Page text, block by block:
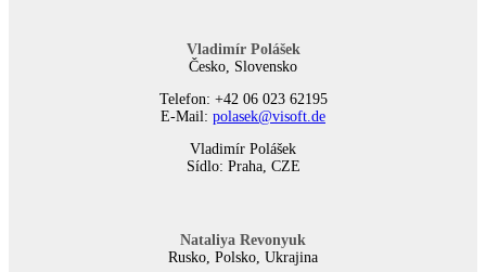
Vladimír Polášek
Česko, Slovensko
Telefon: +42 06 023 62195
E-Mail: polasek@visoft.de
Vladimír Polášek
Sídlo: Praha, CZE
Nataliya Revonyuk
Rusko, Polsko, Ukrajina